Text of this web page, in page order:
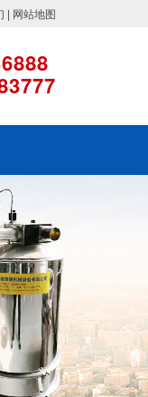
| 网站地图